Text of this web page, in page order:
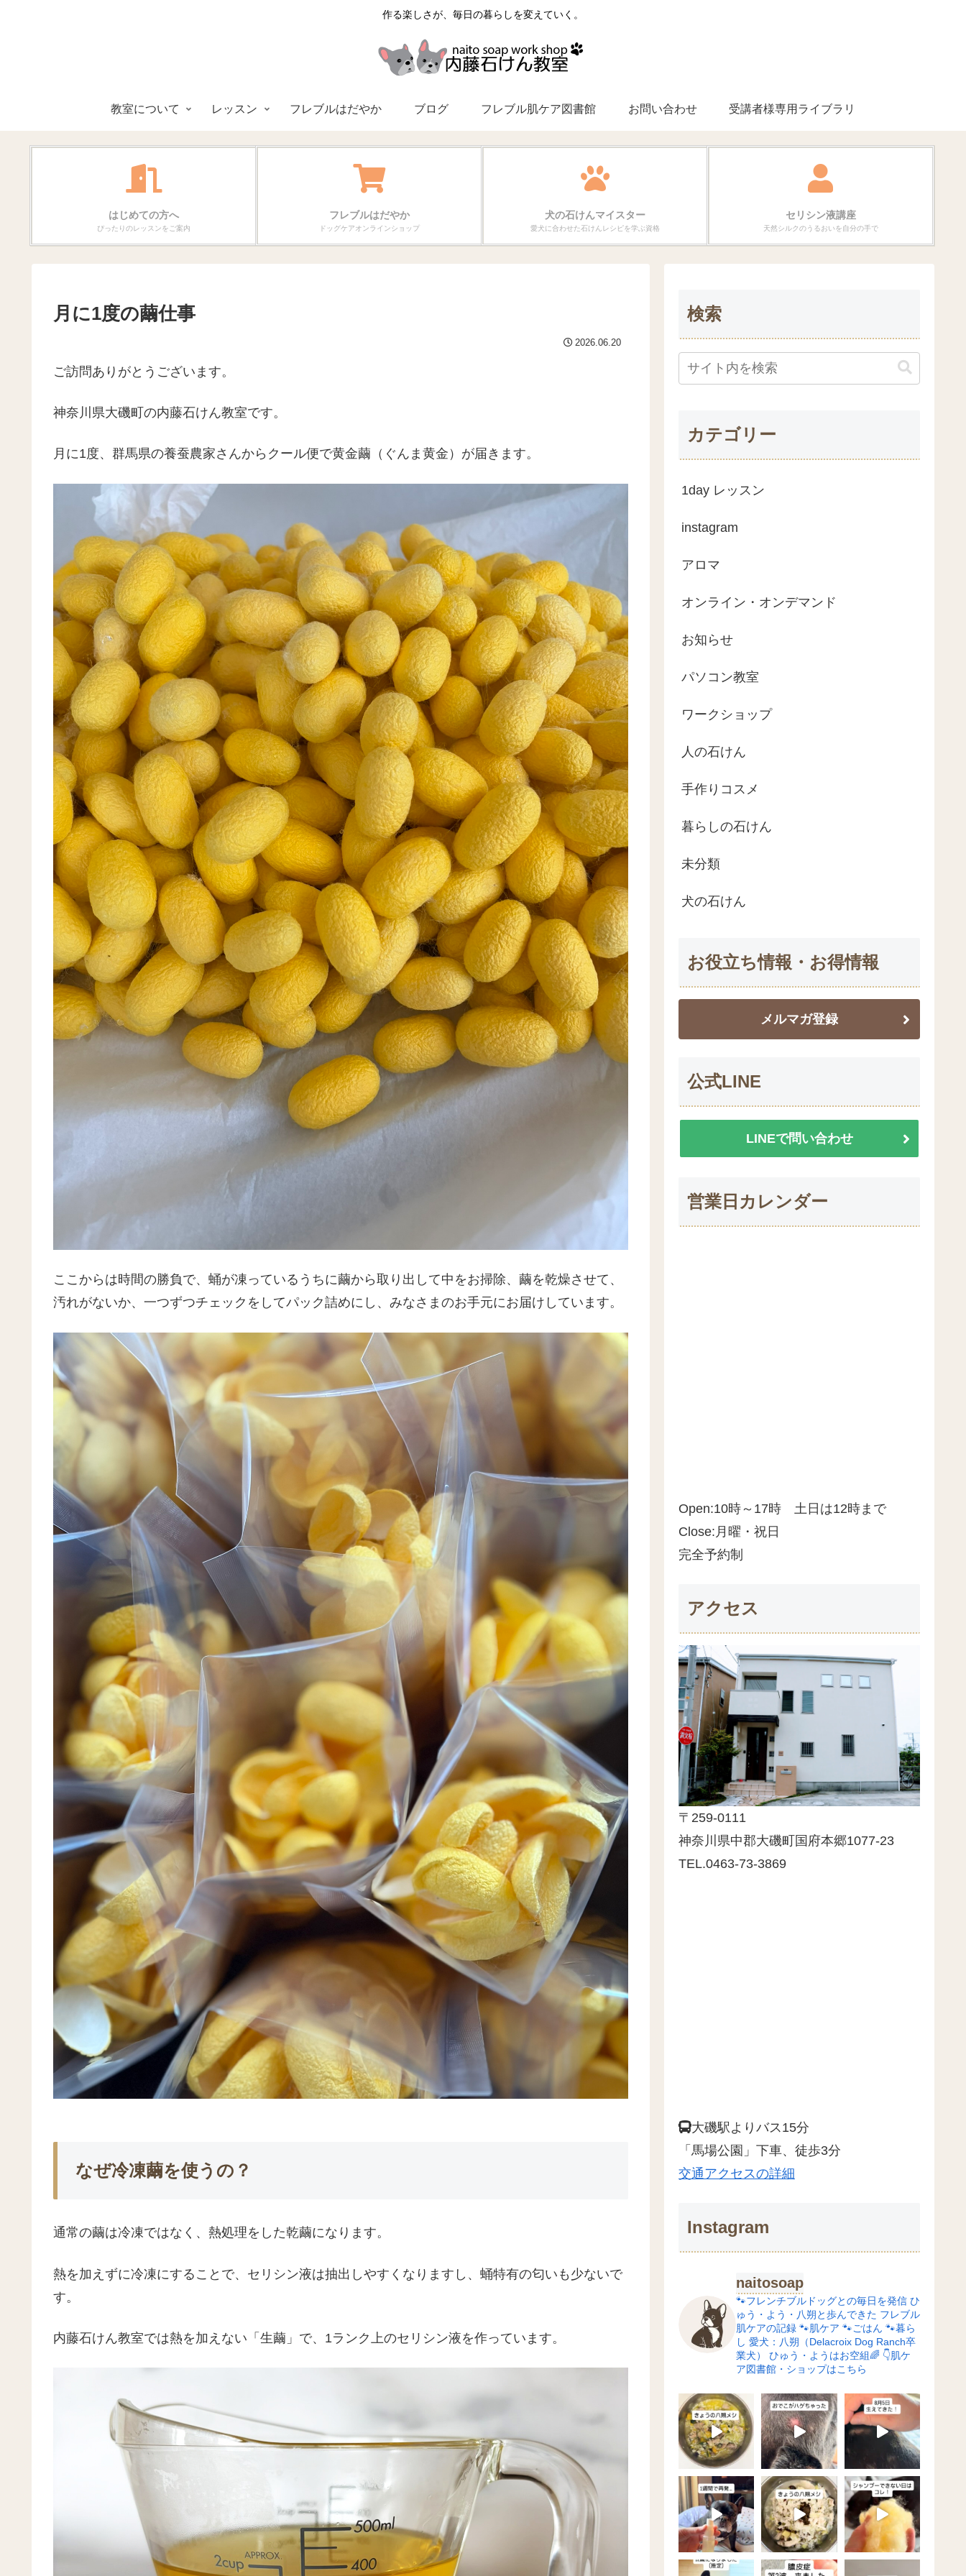
作る楽しさが、毎日の暮らしを変えていく。
教室について レッスン フレブルはだやか ブログ フレブル肌ケア図書館 お問い合わせ 受講者様専用ライブラリ
はじめての方へ
ぴったりのレッスンをご案内
フレブルはだやか
ドッグケアオンラインショップ
犬の石けんマイスター
愛犬に合わせた石けんレシピを学ぶ資格
セリシン液講座
天然シルクのうるおいを自分の手で
月に1度の繭仕事
2026.06.20
ご訪問ありがとうございます。
神奈川県大磯町の内藤石けん教室です。
月に1度、群馬県の養蚕農家さんからクール便で黄金繭（ぐんま黄金）が届きます。
ここからは時間の勝負で、蛹が凍っているうちに繭から取り出して中をお掃除、繭を乾燥させて、
汚れがないか、一つずつチェックをしてパック詰めにし、みなさまのお手元にお届けしています。
なぜ冷凍繭を使うの？
通常の繭は冷凍ではなく、熱処理をした乾繭になります。
熱を加えずに冷凍にすることで、セリシン液は抽出しやすくなりますし、蛹特有の匂いも少ないで
す。
内藤石けん教室では熱を加えない「生繭」で、1ランク上のセリシン液を作っています。
検索
カテゴリー
1day レッスン
instagram
アロマ
オンライン・オンデマンド
お知らせ
パソコン教室
ワークショップ
人の石けん
手作りコスメ
暮らしの石けん
未分類
犬の石けん
お役立ち情報・お得情報
メルマガ登録
公式LINE
LINEで問い合わせ
営業日カレンダー
Open:10時～17時 土日は12時まで
Close:月曜・祝日
完全予約制
アクセス
〒259-0111
神奈川県中郡大磯町国府本郷1077-23
TEL.0463-73-3869
大磯駅よりバス15分
「馬場公園」下車、徒歩3分
交通アクセスの詳細
Instagram
naitosoap
🐾フレンチブルドッグとの毎日を発信 ひ
ゅう・よう・八朔と歩んできた フレブル
肌ケアの記録 🐾肌ケア 🐾ごはん 🐾暮ら
し 愛犬：八朔（Delacroix Dog Ranch卒
業犬）
ひゅう・ようはお空組🌈 👇肌ケ
ア図書館・ショップはこちら